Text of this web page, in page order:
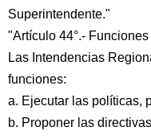
Superintendente."
"Artículo 44°.-
Las Intendencias
funciones:
a. Ejecutar las políticas,
b. Proponer las